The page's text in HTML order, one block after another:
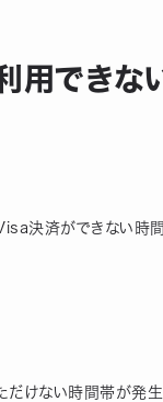
用できな
決済ができない時間
けない時間帯が発生